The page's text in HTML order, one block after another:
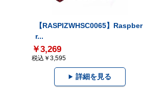
【RASPIZWHSC0065】Raspber
r...
￥3,269
税込￥3,595
詳細を見る